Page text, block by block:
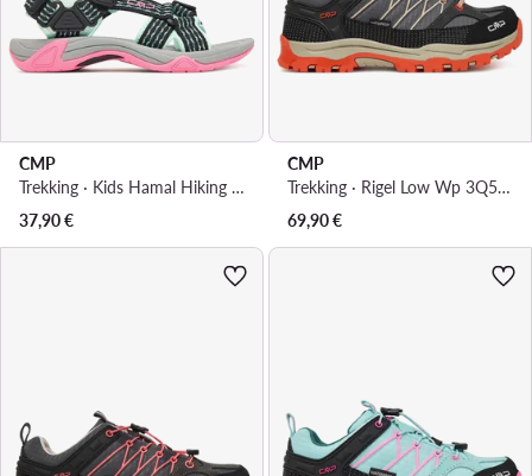
CMP
Trekking · Kids Hamal Hiking Sandal 38Q9954 · Šarena
37,90€
CMP
Trekking · Rigel Low Wp 3Q54554J · Siva
69,90€